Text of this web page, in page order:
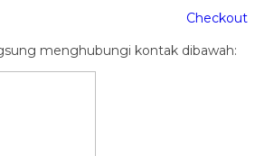
Checkout
menghubungi kontak dibawah: